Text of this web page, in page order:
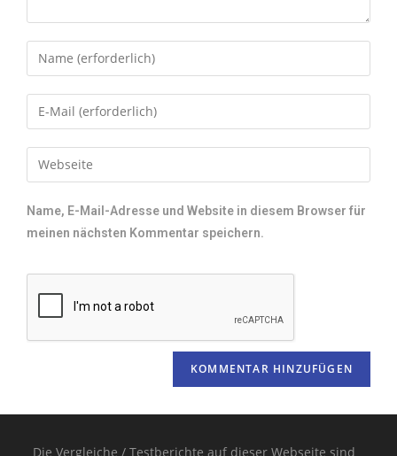
Name, E-Mail-Adresse und Website in diesem Browser für
meinen nächsten Kommentar speichern.
Die Vergleiche / Testberichte auf dieser Webseite sind